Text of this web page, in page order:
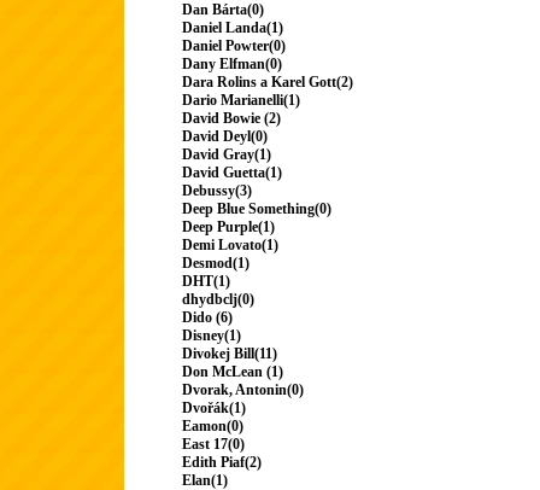
Dan Bárta(0)
Daniel Landa(1)
Daniel Powter(0)
Dany Elfman(0)
Dara Rolins a Karel Gott(2)
Dario Marianelli(1)
David Bowie (2)
David Deyl(0)
David Gray(1)
David Guetta(1)
Debussy(3)
Deep Blue Something(0)
Deep Purple(1)
Demi Lovato(1)
Desmod(1)
DHT(1)
dhydbclj(0)
Dido (6)
Disney(1)
Divokej Bill(11)
Don McLean (1)
Dvorak, Antonin(0)
Dvořák(1)
Eamon(0)
East 17(0)
Edith Piaf(2)
Elan(1)